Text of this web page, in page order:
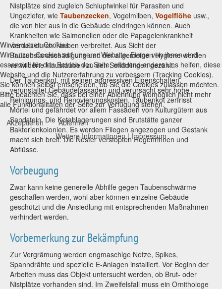
Nistplätze sind zugleich Schlupfwinkel für Parasiten und
Ungeziefer, wie Taubenzecken, Vogelmilben, Vogelflöhe usw.,
die von hier aus in die Gebäude eindringen können. Auch
Krankheiten wie Salmonellen oder die Papageienkrankheit
werden durch Tauben verbreitet. Aus Sicht der
Bausubstanzschädigung und der allgemeinen Hygiene werden
verwilderte Haustauben zu den Schädlingen gezählt.
Der Taubenkot, mit seinen aggressiven Eigenschaften,
verunstaltet Gebäudefassaden und verursacht sehr hohe
Reinigungs- und Renovierungskosten. Taubenkot zerfrisst
Mörtel und gefährdet vor allem Fassaden von Kulturgütern aus
Sandstein. Die Kotablagerungen sind Brutstätte ganzer
Bakterienkolonien. Es werden Fliegen angezogen und Gestank
macht sich breit. Die Nester verstopfen Regenrinnen und
Abflüsse.
Vorbeugung
Zwar kann keine generelle Abhilfe gegen Taubenschwärme
geschaffen werden, wohl aber können einzelne Gebäude
geschützt und die Ansiedlung mit entsprechenden Maßnahmen
verhindert werden.
Vorbemerkung zur Bekämpfung
Zur Vergrämung werden engmaschige Netze, Spikes,
Spanndrähte und spezielle E-Anlagen installiert. Vor Beginn der
Arbeiten muss das Objekt untersucht werden, ob Brut- oder
Nistplätze vorhanden sind. Im Zweifelsfall muss ein Ornithologe
Wir benutzen Cookies
Wir nutzen Cookies auf unserer Website. Einige von ihnen sind
essenziell für den Betrieb der Seite, während andere uns helfen, diese
Website und die Nutzererfahrung zu verbessern (Tracking Cookies).
Sie können selbst entscheiden, ob Sie die Cookies zulassen möchten.
Bitte beachten Sie, dass bei einer Ablehnung womöglich nicht mehr
alle Funktionalitäten der Seite zur Verfügung stehen.
Akzeptieren
Ablehnen
Weitere Informationen|Impressum